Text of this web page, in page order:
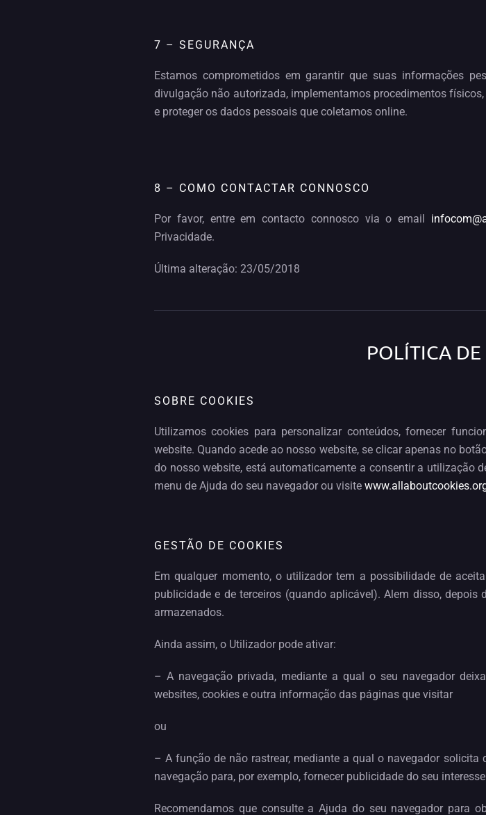
7 – SEGURANÇA
Estamos comprometidos em garantir que suas informações
divulgação não autorizada, implementamos procedimentos
e proteger os dados pessoais que coletamos online.
8 – COMO CONTACTAR CONNOSCO
Por favor, entre em contacto connosco via o email
Privacidade.
Última alteração: 23/05/2018
POLÍTICA DE
SOBRE COOKIES
Utilizamos cookies para personalizar conteúdos, fornecer
website. Quando acede ao nosso website, se clicar apenas no
do nosso website, está automaticamente a consentir a utilização
menu de Ajuda do seu navegador ou visite
GESTÃO DE COOKIES
Em qualquer momento, o utilizador tem a possibilidade de
publicidade e de terceiros (quando aplicável). Alem disso,
armazenados.
Ainda assim, o Utilizador pode ativar:
– A navegação privada, mediante a qual o seu navegador
websites, cookies e outra informação das páginas que visitar
ou
– A função de não rastrear, mediante a qual o navegador
navegação para, por exemplo, fornecer publicidade do seu
Recomendamos que consulte a Ajuda do seu navegador para